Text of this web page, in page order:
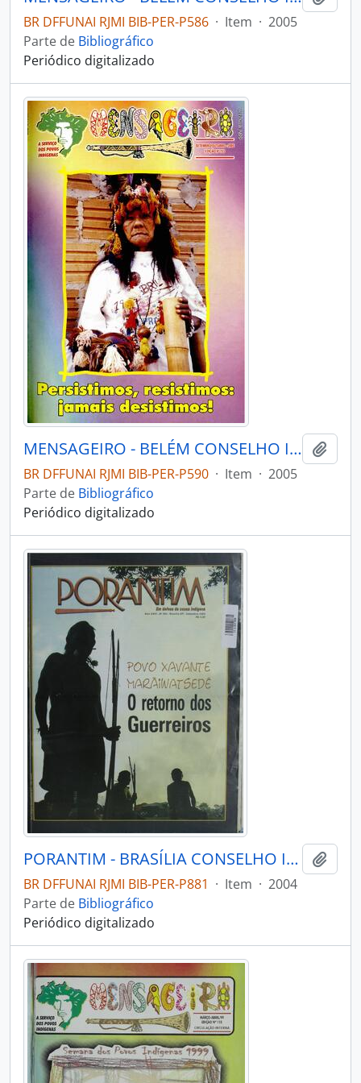
BR DFFUNAI RJMI BIB-PER-P586 · Item · 2005
Parte de Bibliográfico
Periódico digitalizado
MENSAGEIRO - BELÉM CONSELHO INDIGENISTA MISSIONÁRIO - 2005 - Nº153
BR DFFUNAI RJMI BIB-PER-P590 · Item · 2005
Parte de Bibliográfico
Periódico digitalizado
PORANTIM - BRASÍLIA CONSELHO INDIGENISTA MISSIONÁRIO - 2004 - Nº268
BR DFFUNAI RJMI BIB-PER-P881 · Item · 2004
Parte de Bibliográfico
Periódico digitalizado